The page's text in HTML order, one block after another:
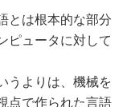
とは根本的な部分
ピュータに対して
うよりは、機械を
点で作られた言語